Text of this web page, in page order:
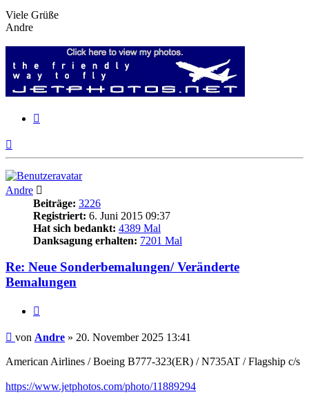
Viele Grüße
Andre
Andre
Beiträge: 3226
Registriert: 6. Juni 2015 09:37
Hat sich bedankt: 4389 Mal
Danksagung erhalten: 7201 Mal
Re: Neue Sonderbemalungen/ Veränderte
Bemalungen
Beitrag
von Andre » 20. November 2025 13:41
American Airlines / Boeing B777-323(ER) / N735AT / Flagship c/s
https://www.jetphotos.com/photo/11889294